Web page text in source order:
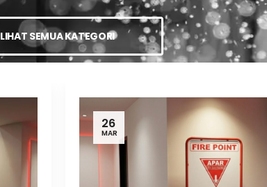
LIHAT SEMUA KATEGORI
26
MAR